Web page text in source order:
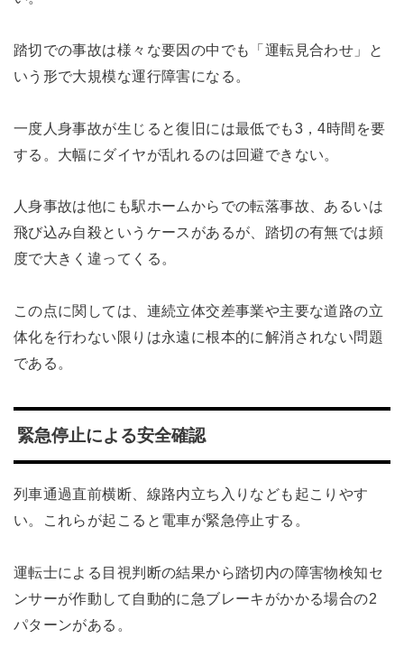
踏切での事故は様々な要因の中でも「運転見合わせ」と
いう形で大規模な運行障害になる。
一度人身事故が生じると復旧には最低でも3，4時間を要
する。大幅にダイヤが乱れるのは回避できない。
人身事故は他にも駅ホームからでの転落事故、あるいは
飛び込み自殺というケースがあるが、踏切の有無では頻
度で大きく違ってくる。
この点に関しては、連続立体交差事業や主要な道路の立
体化を行わない限りは永遠に根本的に解消されない問題
である。
緊急停止による安全確認
列車通過直前横断、線路内立ち入りなども起こりやす
い。これらが起こると電車が緊急停止する。
運転士による目視判断の結果から踏切内の障害物検知セ
ンサーが作動して自動的に急ブレーキがかかる場合の2
パターンがある。